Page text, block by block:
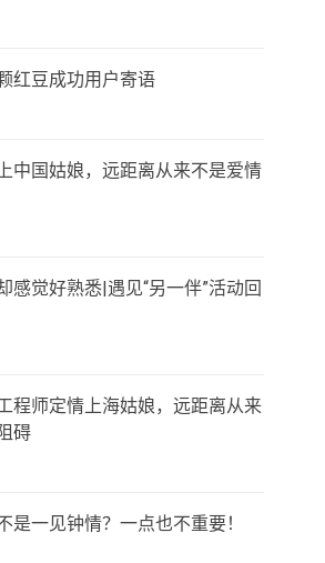
红豆成功用户寄语
中国姑娘，远距离从来不是爱情
感觉好熟悉|遇见“另一伴”活动回
程师定情上海姑娘，远距离从来
碍
是一见钟情？一点也不重要！